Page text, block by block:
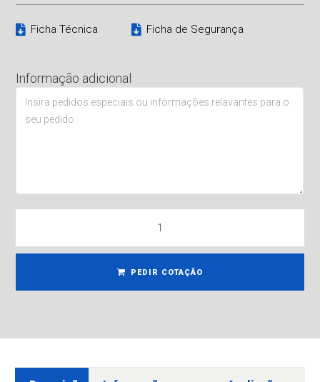
Ficha Técnica Ficha de Segurança
Informação adicional
PEDIR COTAÇÃO